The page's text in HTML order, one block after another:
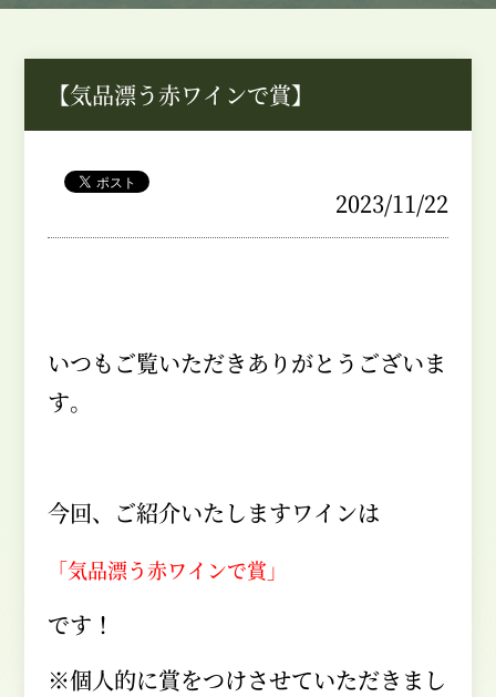
【気品漂う赤ワインで賞】
2023/11/22
いつもご覧いただきありがとうございま
す。
今回、ご紹介いたしますワインは
「気品漂う赤ワインで賞」
です！
※個人的に賞をつけさせていただきまし